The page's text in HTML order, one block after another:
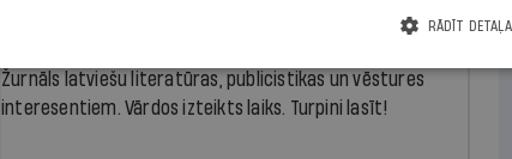
Žurnāls latviešu literatūras, publicistikas un vēstures
interesentiem. Vārdos izteikts laiks. Turpini lasīt!
RĀDĪT